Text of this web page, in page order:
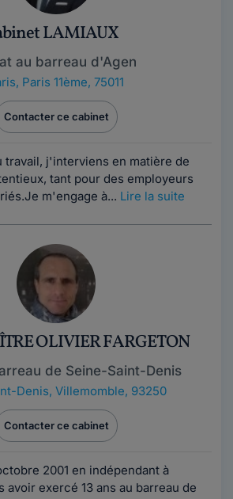
LAMIAUX
au barreau d'Agen
, Paris 11ème, 75011
Contacter ce cabinet
travail, j'interviens en matière de
tant pour des employeurs
m'engage à... Lire la suite
OLIVIER FARGETON
de Seine-Saint-Denis
Denis, Villemomble, 93250
Contacter ce cabinet
2001 en indépendant à
avoir exercé 13 ans au barreau de